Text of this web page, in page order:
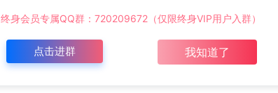
终身会员专属QQ群：720209672（仅限终身VIP用户入群）
点击进群 我知道了